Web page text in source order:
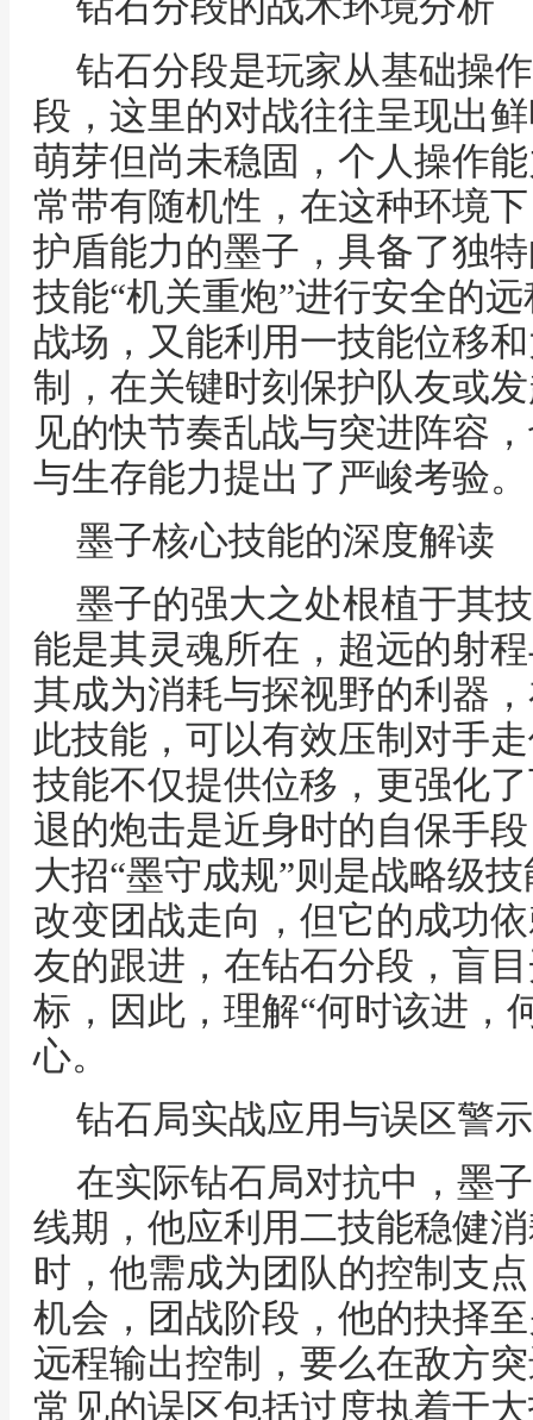
钻石分段是玩家从基础操
段，这里的对战往往呈现出
萌芽但尚未稳固，个人操作
常带有随机性，在这种环境
护盾能力的墨子，具备了独
技能“机关重炮”进行安全的
战场，又能利用一技能位移
制，在关键时刻保护队友或
见的快节奏乱战与突进阵容
与生存能力提出了严峻考验。
墨子核心技能的深度解读
墨子的强大之处根植于其
能是其灵魂所在，超远的射
其成为消耗与探视野的利器
此技能，可以有效压制对手
技能不仅提供位移，更强化
退的炮击是近身时的自保手
大招“墨守成规”则是战略级
改变团战走向，但它的成功
友的跟进，在钻石分段，盲
标，因此，理解“何时该进，
心。
钻石局实战应用与误区警示
在实际钻石局对抗中，墨
线期，他应利用二技能稳健
时，他需成为团队的控制支
机会，团战阶段，他的抉择
远程输出控制，要么在敌方
常见的误区包括过度执着于